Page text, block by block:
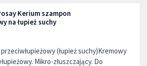
Kerium szampon
na łupież suchy
(łupież suchy)Kremowy
Mikro-złuszczający. Do